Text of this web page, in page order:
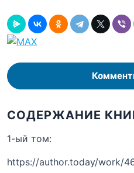
СОДЕРЖАНИЕ
1-ый том:
https://author.today/work/